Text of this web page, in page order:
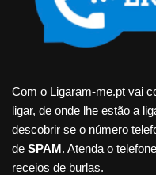
Com o Ligaram-me.pt vai
ligar, de onde lhe estão a
descobrir se o número
de SPAM. Atenda o
receios de burlas.